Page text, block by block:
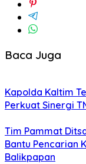
Baca Juga
Kapolda Kaltim
Perkuat Sinergi
Tim Pammat
Bantu Pencarian
Balikpapan